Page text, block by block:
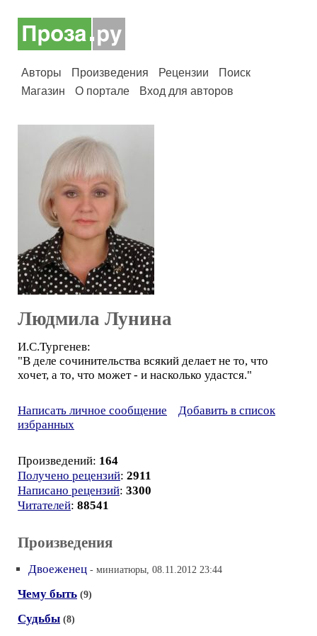
Авторы Произведения Рецензии
Поиск
Магазин
О портале Вход для авторов
Людмила Лунина
И.С.Тургенев:
"В деле сочинительства всякий делает не то, что
хочет, а то, что может - и насколько удастся."
Написать личное сообщение
Добавить в список
избранных
Произведений: 164
Получено рецензий: 2911
Написано рецензий: 3300
Читателей: 88541
Произведения
Двоеженец - миниатюры, 08.11.2012 23:44
Чему быть (9)
Судьбы (8)